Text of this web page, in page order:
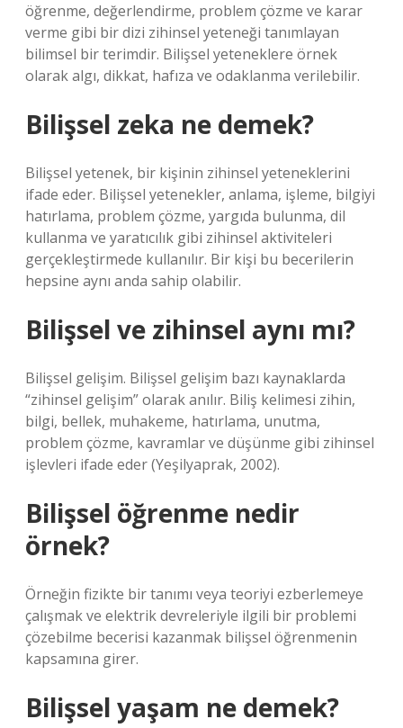
öğrenme, değerlendirme, problem çözme ve karar
verme gibi bir dizi zihinsel yeteneği tanımlayan
bilimsel bir terimdir. Bilişsel yeteneklere örnek
olarak algı, dikkat, hafıza ve odaklanma verilebilir.
Bilişsel zeka ne demek?
Bilişsel yetenek, bir kişinin zihinsel yeteneklerini
ifade eder. Bilişsel yetenekler, anlama, işleme, bilgiyi
hatırlama, problem çözme, yargıda bulunma, dil
kullanma ve yaratıcılık gibi zihinsel aktiviteleri
gerçekleştirmede kullanılır. Bir kişi bu becerilerin
hepsine aynı anda sahip olabilir.
Bilişsel ve zihinsel aynı mı?
Bilişsel gelişim. Bilişsel gelişim bazı kaynaklarda
“zihinsel gelişim” olarak anılır. Biliş kelimesi zihin,
bilgi, bellek, muhakeme, hatırlama, unutma,
problem çözme, kavramlar ve düşünme gibi zihinsel
işlevleri ifade eder (Yeşilyaprak, 2002).
Bilişsel öğrenme nedir
örnek?
Örneğin fizikte bir tanımı veya teoriyi ezberlemeye
çalışmak ve elektrik devreleriyle ilgili bir problemi
çözebilme becerisi kazanmak bilişsel öğrenmenin
kapsamına girer.
Bilişsel yaşam ne demek?